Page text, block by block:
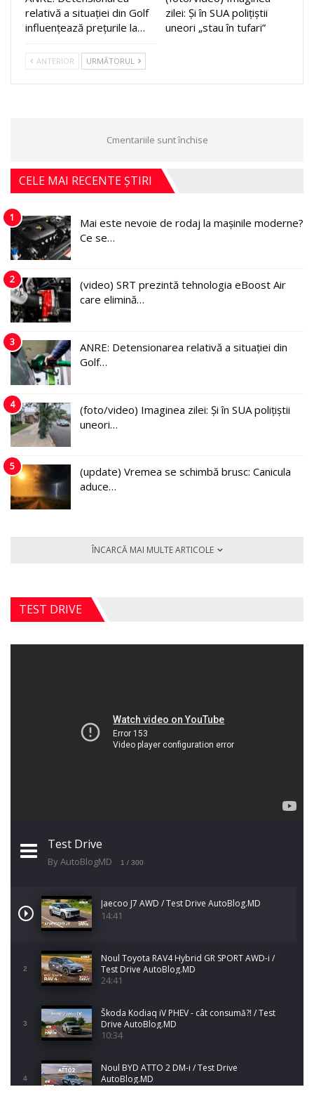
relativă a situației din Golf
influențează prețurile la…
zilei: Și în SUA polițiștii
uneori „stau în tufari”
ANTERIOR URMĂTORUL
Cmentariile sunt închise
CELE MAI RECENTE ȘTIRI
1
Mai este nevoie de rodaj la mașinile moderne?
Ce se…
2
(video) SRT prezintă tehnologia eBoost Air
care elimină…
3
ANRE: Detensionarea relativă a situației din
Golf…
4
(foto/video) Imaginea zilei: Și în SUA polițiștii
uneori…
5
(update) Vremea se schimbă brusc: Canicula
aduce…
ÎNCARCĂ MAI MULTE ARTICOLE
TEST DRIVE
Test Drive
By AutoBlogMD 1 / 300
Jaecoo J7 AWD / Test Drive AutoBlog.MD
14:41
2
Noul Toyota RAV4 Hybrid GR SPORT AWD-i /
Test Drive AutoBlog.MD
24:41
3
Škoda Kodiaq iV PHEV - cât consumă?! / Test
Drive AutoBlog.MD
10:34
4
Noul BYD ATTO 2 DM-i / Test Drive
AutoBlog.MD
17:35